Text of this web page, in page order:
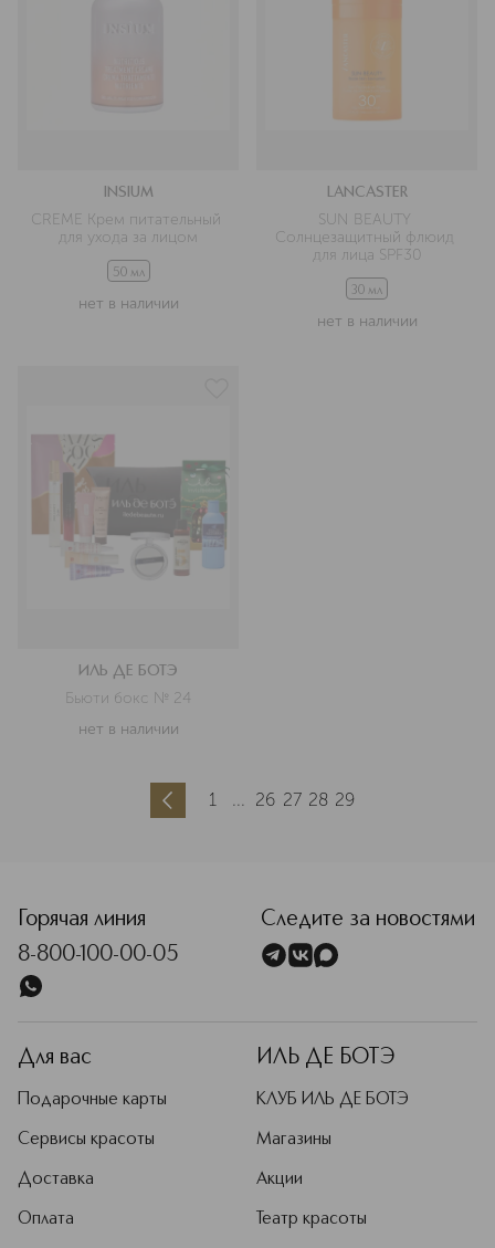
INSIUM
CREME Крем питательный
для ухода за лицом
50 мл
нет в наличии
LANCASTER
SUN BEAUTY
Солнцезащитный флюид
для лица SPF30
30 мл
нет в наличии
ИЛЬ ДЕ БОТЭ
Бьюти бокс № 24
нет в наличии
1 ... 26 27 28 29
Горячая линия
8-800-100-00-05
Следите за новостями
Для вас
Подарочные карты
Сервисы красоты
Доставка
Оплата
ИЛЬ ДЕ БОТЭ
КЛУБ ИЛЬ ДЕ БОТЭ
Магазины
Акции
Театр красоты